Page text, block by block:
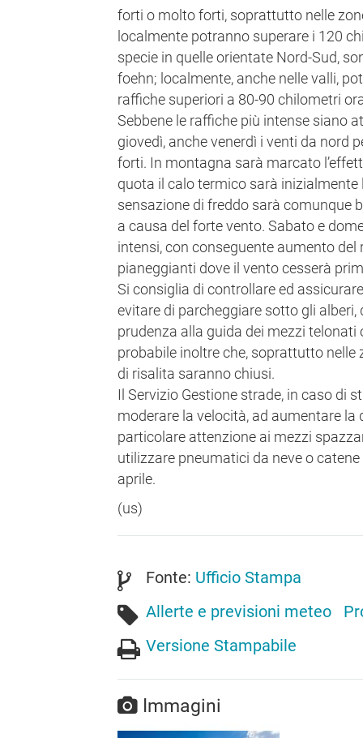
forti o molto forti, soprattutto nelle
localmente potranno superare i 120
specie in quelle orientate Nord-Sud,
foehn; localmente, anche nelle valli,
raffiche superiori a 80-90 chilometri
Sebbene le raffiche più intense siano
giovedì, anche venerdì i venti da nord
forti. In montagna sarà marcato
quota il calo termico sarà inizialmente
sensazione di freddo sarà comunque
a causa del forte vento. Sabato e
intensi, con conseguente aumento del
pianeggianti dove il vento cesserà
Si consiglia di controllare ed
evitare di parcheggiare sotto gli
prudenza alla guida dei mezzi telonati
probabile inoltre che, soprattutto nelle
di risalita saranno chiusi.
Il Servizio Gestione strade, in caso di
moderare la velocità, ad aumentare la
particolare attenzione ai mezzi
utilizzare pneumatici da neve o
aprile.
(us)
Fonte: Ufficio Stampa
Allerte e previsioni meteo
Versione Stampabile
Immagini